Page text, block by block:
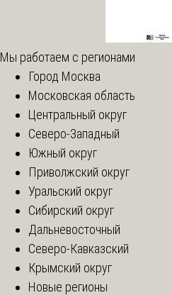
Мы работаем с регионами
Город Москва
Московская область
Центральный округ
Северо-Западный
Южный округ
Приволжский округ
Уральский округ
Сибирский округ
Дальневосточный
Северо-Кавказский
Крымский округ
Новые регионы